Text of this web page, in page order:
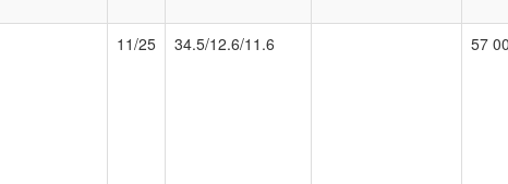
11/25 34.5/12.6/11.6 57